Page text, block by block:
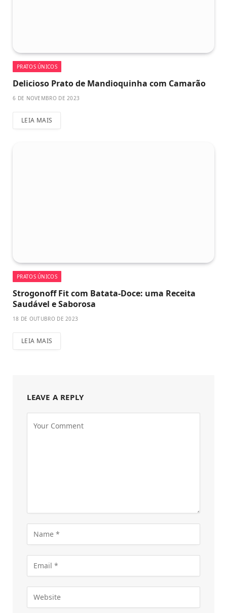
PRATOS ÚNICOS
Delicioso Prato de Mandioquinha com Camarão
6 DE NOVEMBRO DE 2023
LEIA MAIS
PRATOS ÚNICOS
Strogonoff Fit com Batata-Doce: uma Receita
Saudável e Saborosa
18 DE OUTUBRO DE 2023
LEIA MAIS
LEAVE A REPLY